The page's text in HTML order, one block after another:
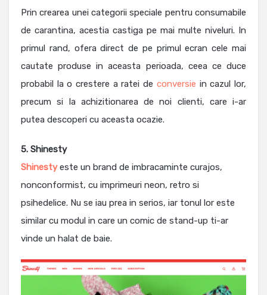
Prin crearea unei categorii speciale pentru consumabile
de carantina, acestia castiga pe mai multe niveluri. In
primul rand, ofera direct de pe primul ecran cele mai
cautate produse in aceasta perioada, ceea ce duce
probabil la o crestere a ratei de conversie in cazul lor,
precum si la achizitionarea de noi clienti, care i-ar
putea descoperi cu aceasta ocazie.
5. Shinesty
Shinestyeste un brand de imbracaminte curajos,
nonconformist, cu imprimeuri neon, retro si
psihedelice. Nu se iau prea in serios, iar tonul lor este
similar cu modul in care un comic de stand-up ti-ar
vinde un halat de baie.